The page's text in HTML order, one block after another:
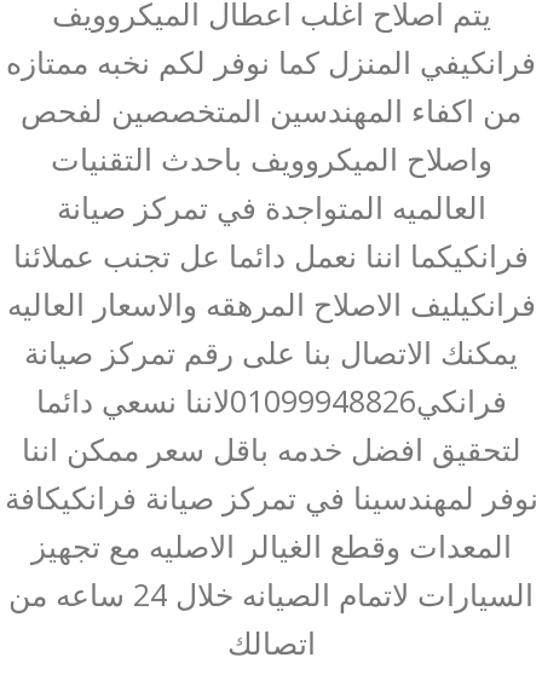
يتم اصلاح اغلب اعطال الميكروويف
فرانكيفي المنزل كما نوفر لكم نخبه ممتازه
من اكفاء المهندسين المتخصصين لفحص
واصلاح الميكروويف باحدث التقنيات
العالميه المتواجدة في تمركز صيانة
فرانكيكما اننا نعمل دائما عل تجنب عملائنا
فرانكيليف الاصلاح المرهقه والاسعار العاليه
يمكنك الاتصال بنا على رقم تمركز صيانة
فرانكي01099948826لاننا نسعي دائما
لتحقيق افضل خدمه باقل سعر ممكن اننا
نوفر لمهندسينا في تمركز صيانة فرانكيكافة
المعدات وقطع الغيالر الاصليه مع تجهيز
السيارات لاتمام الصيانه خلال 24 ساعه من
اتصالك